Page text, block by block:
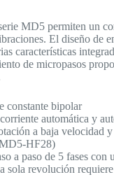
MD5 permiten un
El diseño de
características
de micropasos
constante bipolar
automática y
a baja velocidad
HF28)
a paso de 5 fases con
sola revolución